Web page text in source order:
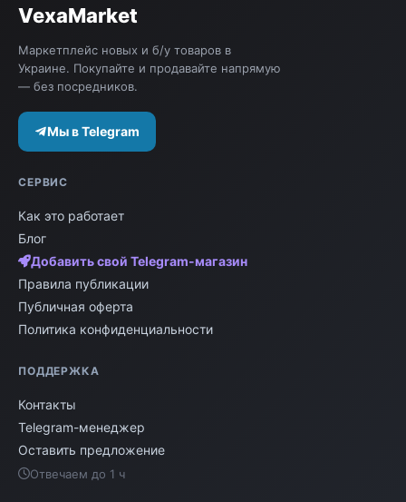
VexaMarket
Маркетплейс новых и б/у товаров в
Украине. Покупайте и продавайте напрямую
— без посредников.
Мы в Telegram
СЕРВИС
Как это работает
Блог
Добавить свой Telegram-магазин
Правила публикации
Публичная оферта
Политика конфиденциальности
ПОДДЕРЖКА
Контакты
Telegram-менеджер
Оставить предложение
Отвечаем до 1 ч